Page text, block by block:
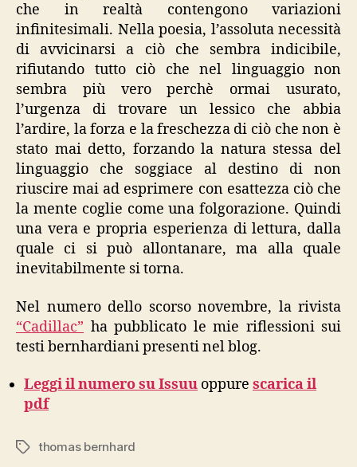
che in realtà contengono variazioni
infinitesimali. Nella poesia, l’assoluta necessità
di avvicinarsi a ciò che sembra indicibile,
rifiutando tutto ciò che nel linguaggio non
sembra più vero perchè ormai usurato,
l’urgenza di trovare un lessico che abbia
l’ardire, la forza e la freschezza di ciò che non è
stato mai detto, forzando la natura stessa del
linguaggio che soggiace al destino di non
riuscire mai ad esprimere con esattezza ciò che
la mente coglie come una folgorazione. Quindi
una vera e propria esperienza di lettura, dalla
quale ci si può allontanare, ma alla quale
inevitabilmente si torna.
Nel numero dello scorso novembre, la rivista
“Cadillac” ha pubblicato le mie riflessioni sui
testi bernhardiani presenti nel blog.
Leggi il numero su Issuu oppure scarica il
pdf
Tagsthomas bernhard